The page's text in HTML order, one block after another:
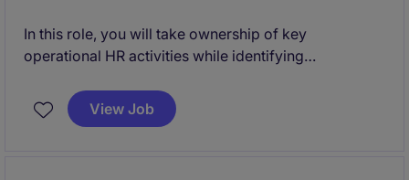
In this role, you will take ownership of key
operational HR activities while identifying
systems and strengthen ways of working. This
position offers the opportunity to make a tangible
View Job